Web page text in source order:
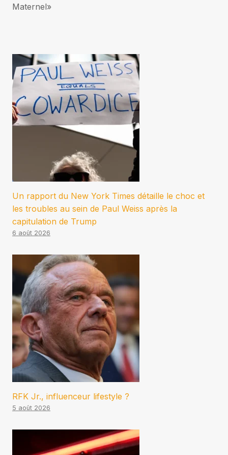
Maternel»
Un rapport du New York Times détaille le choc et
les troubles au sein de Paul Weiss après la
capitulation de Trump
6 août 2026
RFK Jr., influenceur lifestyle ?
5 août 2026